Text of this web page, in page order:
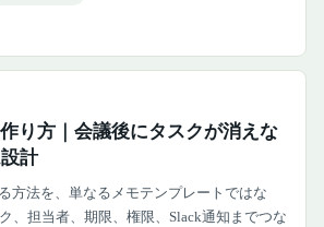
り方｜会議後にタスクが消えな
計
方法を、単なるメモテンプレートではな
、担当者、期限、権限、Slack通知までつな